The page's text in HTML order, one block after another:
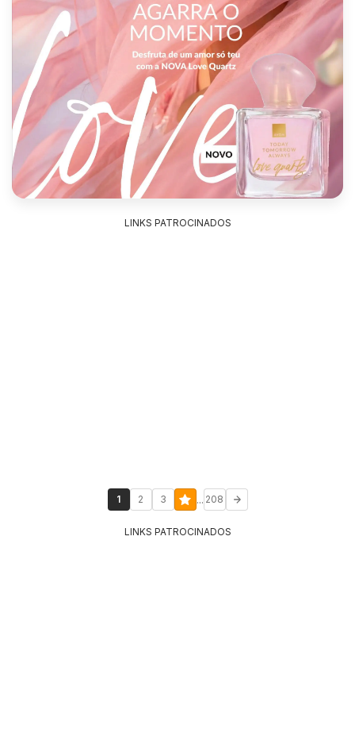
LINKS PATROCINADOS
1 2 3 ... 208
LINKS PATROCINADOS